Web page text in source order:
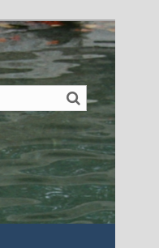
Suche